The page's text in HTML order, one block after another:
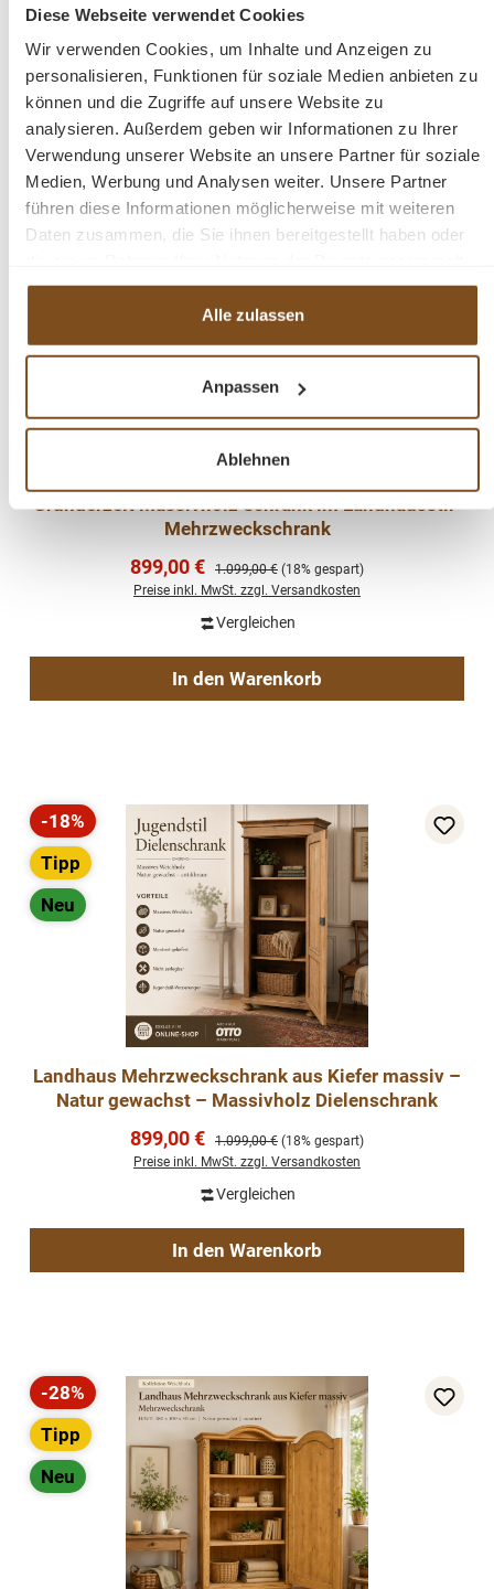
Diese Webseite verwendet Cookies
Wir verwenden Cookies, um Inhalte und Anzeigen zu
personalisieren, Funktionen für soziale Medien anbieten zu
können und die Zugriffe auf unsere Website zu
analysieren. Außerdem geben wir Informationen zu Ihrer
Verwendung unserer Website an unsere Partner für soziale
Medien, Werbung und Analysen weiter. Unsere Partner
führen diese Informationen möglicherweise mit weiteren
Daten zusammen, die Sie ihnen bereitgestellt haben oder
haben.
Alle zulassen
Anpassen
Ablehnen
Preise inkl. MwSt. zzgl. Versandkosten
Vergleichen
In den Warenkorb
Tipp
Gründerzeit Massivholz Schrank im Landhausstil-
Mehrzweckschrank
Verkaufspreis:
899,00 € Regulärer Preis:
1.099,00 € (18% gespart)
Preise inkl. MwSt. zzgl. Versandkosten
Vergleichen
In den Warenkorb
Rabatt
-18%
Tipp
Neu
Landhaus Mehrzweckschrank aus Kiefer massiv –
Natur gewachst – Massivholz Dielenschrank
Verkaufspreis:
899,00 € Regulärer Preis:
1.099,00 € (18% gespart)
Preise inkl. MwSt. zzgl. Versandkosten
Vergleichen
In den Warenkorb
Rabatt
-28%
Tipp
Neu